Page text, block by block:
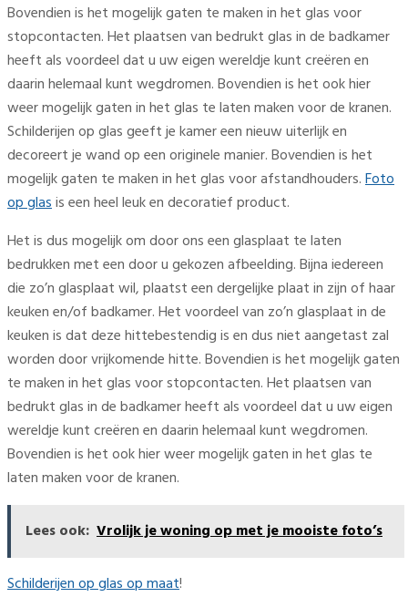
Bovendien is het mogelijk gaten te maken in het glas voor
stopcontacten. Het plaatsen van bedrukt glas in de badkamer
heeft als voordeel dat u uw eigen wereldje kunt creëren en
daarin helemaal kunt wegdromen. Bovendien is het ook hier
weer mogelijk gaten in het glas te laten maken voor de kranen.
Schilderijen op glas geeft je kamer een nieuw uiterlijk en
decoreert je wand op een originele manier. Bovendien is het
mogelijk gaten te maken in het glas voor afstandhouders.Foto
op glasis een heel leuk en decoratief product.
Het is dus mogelijk om door ons een glasplaat te laten
bedrukken met een door u gekozen afbeelding. Bijna iedereen
die zo’n glasplaat wil, plaatst een dergelijke plaat in zijn of haar
keuken en/of badkamer. Het voordeel van zo’n glasplaat in de
keuken is dat deze hittebestendig is en dus niet aangetast zal
worden door vrijkomende hitte. Bovendien is het mogelijk gaten
te maken in het glas voor stopcontacten. Het plaatsen van
bedrukt glas in de badkamer heeft als voordeel dat u uw eigen
wereldje kunt creëren en daarin helemaal kunt wegdromen.
Bovendien is het ook hier weer mogelijk gaten in het glas te
laten maken voor de kranen.
Lees ook: Vrolijk je woning op met je mooiste foto’s
Schilderijen op glas op maat!